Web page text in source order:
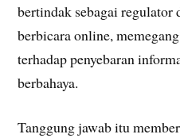
bertindak sebagai regulator
berbicara online,
terhadap penyebaran
berbahaya.
Tanggung jawab itu